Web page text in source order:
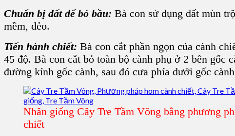
Chuẩn bị đất để bó bầu: Bà con sử dụng đất mùn
mềm, dẻo.
Tiến hành chiết: Bà con cắt phần ngọn của cành
45 độ. Bà con cắt bỏ toàn bộ cành phụ ở 2 bên gốc
đường kính gốc cành, sau đó cưa phía dưới gốc
Nhân giống Cây Tre Tầm Vông bằng phương
chiết